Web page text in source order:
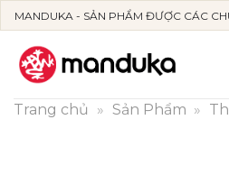
Skip
to
content
MANDUKA - SẢN PHẨM ĐƯỢC CÁC
Trang chủ » Sản Phẩm »